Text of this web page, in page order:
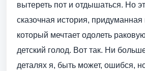
вытереть пот и отдышаться. Но
сказочная история,
который мечтает одолеть
детский голод. Вот так. Ни
деталях я, быть может, ошибся,